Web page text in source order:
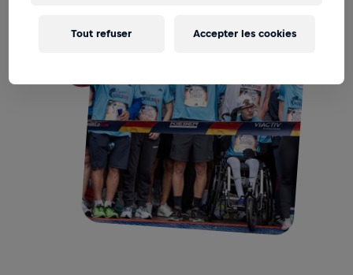
Tout refuser Accepter les cookies